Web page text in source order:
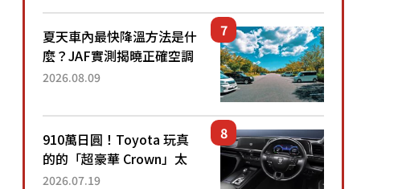
高階「Super Sport」車款
相同的...
夏天車內最快降溫方法是什
麼？JAF實測揭曉正確空調
使用方式
2026.08.09
910萬日圓！Toyota 玩真
的的「超豪華 Crown」太
厲害了！採用由「匠人技
2026.07.19